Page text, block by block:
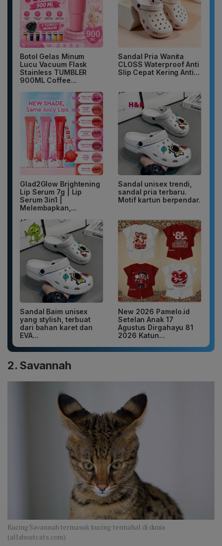
Botol Gelas Minum
Lucu Vacuum Flask
Stainless TUMBLER
900ML Coffee...
Sandal Pria Wanita
CLOSS Waterproof Anti
Slip Cepat Kering Anti...
Glad2Glow Brightening
Lip Serum 7g | Lip
Serum 3in1 |
Melembapkan,...
Sandal unisex trendi,
sandal pria terbaru.
Motif kartun berpendar.
Sandal Baim unisex
yang stylish, terbuat
dari bahan karet dan
EVA...
New 2026 Pamelo.id
Setelan Anak 17
Agustus Dirgahayu 81
2026 Katun...
2. Savannah
Kucing Savannah termasuk kucing termahal di dunia
(allaboutcats.com)